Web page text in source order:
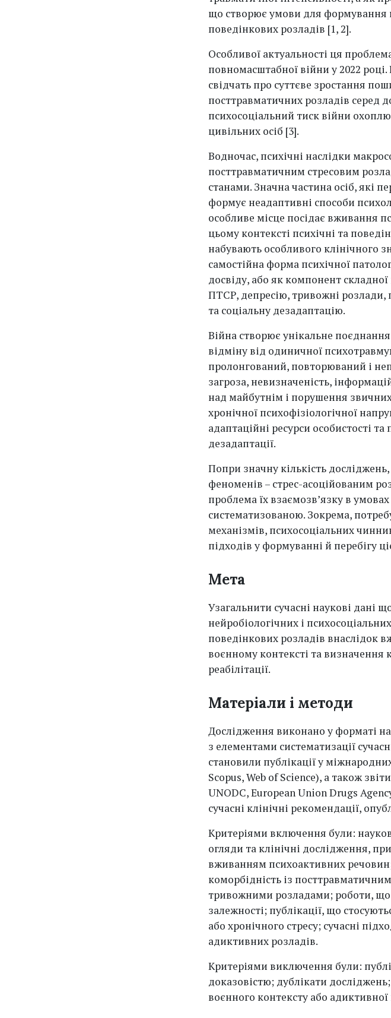
що створює умови для формування
поведінкових розладів [1, 2].
Особливої актуальності ця
повномасштабної війни у 2022
свідчать про суттєве зростання
посттравматичних розладів серед
психосоціальний тиск війни
цивільних осіб [3].
Водночас, психічні наслідки
посттравматичним стресовим
станами. Значна частина осіб, які
формує неадаптивні способи
особливе місце посідає вживання
цьому контексті психічні та
набувають особливого клінічного
самостійна форма психічної
досвіду, або як компонент
ПТСР, депресію, тривожні
та соціальну дезадаптацію.
Війна створює унікальне
відміну від одиничної
пролонгований, повторюваний і
загроза, невизначеність,
над майбутнім і порушення
хронічної психофізіологічної
адаптаційні ресурси особистості
дезадаптації.
Попри значну кількість
феноменів – стрес-асоційованим
проблема їх взаємозв’язку в
систематизованою. Зокрема,
механізмів, психосоціальних
підходів у формуванні й перебігу
Мета
Узагальнити сучасні наукові дані
нейробіологічних і
поведінкових розладів внаслідок
воєнному контексті та визначення
реабілітації.
Матеріали і методи
Дослідження виконано у форматі
з елементами систематизації
становили публікації у
Scopus, Web of Science), а також
UNODC, European Union Drugs
сучасні клінічні рекомендації,
Критеріями включення були:
огляди та клінічні дослідження,
вживанням психоактивних
коморбідність із
тривожними розладами; роботи, що
залежності; публікації, що
або хронічного стресу; сучасні
адиктивних розладів.
Критеріями виключення були:
доказовістю; дублікати
воєнного контексту або адиктивної